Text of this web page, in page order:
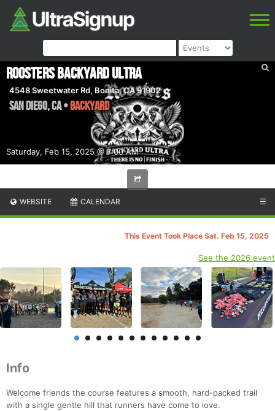
Saturday, Feb 15, 2025 @ 7:00 AM
Roosters Backyard Ultra
4548 Sweetwater Rd, Bonita, CA 91902
San Diego,CA•backyard
WEBSITE CALENDAR ☰
This Event Took Place Sat. Feb 15, 2025
See the 2026 event
Info
Welcome friends the course features a smooth, hard-packed trail
with a single gentle hill that runners have come to love.